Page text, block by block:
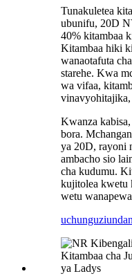
Tunakuletea
ubunifu, 20D
40% kitambaa
Kitambaa hiki
wanaotafuta
starehe. Kwa
wa vifaa,
Kwanza
bora.
ya 20D, rayoni
ambacho sio
cha kudumu.
kujitolea kwetu
wetu
uchunguzi